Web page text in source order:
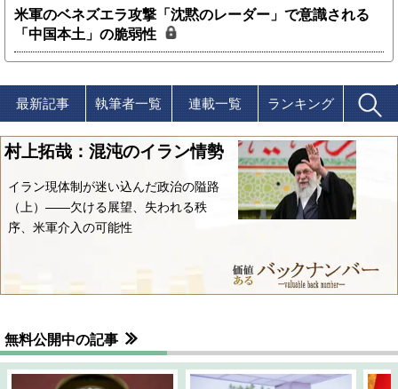
米軍のベネズエラ攻撃「沈黙のレーダー」で意識される
「中国本土」の脆弱性
最新記事 執筆者一覧 連載一覧 ランキング
村上拓哉：混沌のイラン情勢
イラン現体制が迷い込んだ政治の隘路
（上）――欠ける展望、失われる秩
序、米軍介入の可能性
無料公開中の記事